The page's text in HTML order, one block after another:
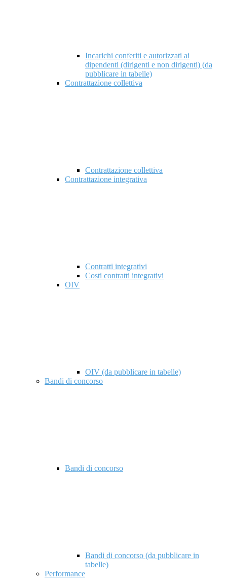
Incarichi conferiti e autorizzati ai
dipendenti (dirigenti e non dirigenti) (da
pubblicare in tabelle)
Contrattazione collettiva
Contrattazione collettiva
Contrattazione integrativa
Contratti integrativi
Costi contratti integrativi
OIV
OIV (da pubblicare in tabelle)
Bandi di concorso
Bandi di concorso
Bandi di concorso (da pubblicare in
tabelle)
Performance